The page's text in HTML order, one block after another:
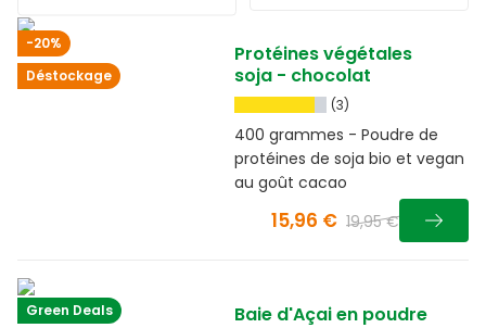
-20%
Déstockage
Protéines végétales
soja - chocolat
(3)
400 grammes - Poudre de
protéines de soja bio et vegan
au goût cacao
15,96 € 19,95 €
Green Deals Baie d'Açai en poudre